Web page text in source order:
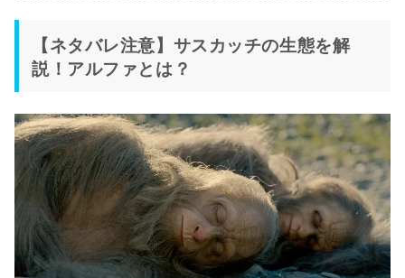
【ネタバレ注意】サスカッチの生態を解
説！アルファとは？